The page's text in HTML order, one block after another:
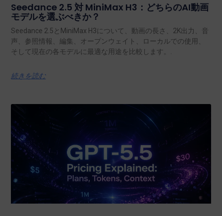
Seedance 2.5 対 MiniMax H3：どちらのAI動画
モデルを選ぶべきか？
Seedance 2.5とMiniMax H3について、動画の長さ、2K出力、音
声、参照情報、編集、オープンウェイト、ローカルでの使用、
そして現在の各モデルに最適な用途を比較します。.
続きを読む